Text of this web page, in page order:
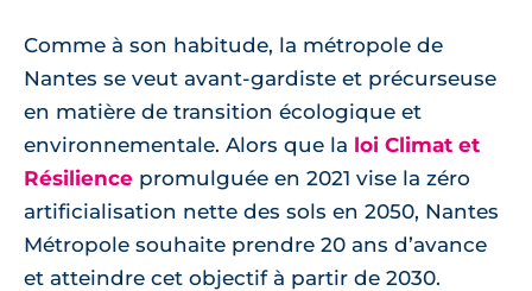
Comme à son habitude, la métropole de
Nantes se veut avant-gardiste et précurseuse
en matière de transition écologique et
environnementale. Alors que la loi Climat et
Résilience promulguée en 2021 vise la zéro
artificialisation nette des sols en 2050, Nantes
Métropole souhaite prendre 20 ans d’avance
et atteindre cet objectif à partir de 2030.